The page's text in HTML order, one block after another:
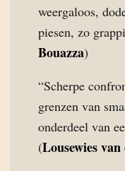
weergaloos,
piesen, zo
Bouazza)
“Scherpe
grenzen van
onderdeel van
(Lousewies